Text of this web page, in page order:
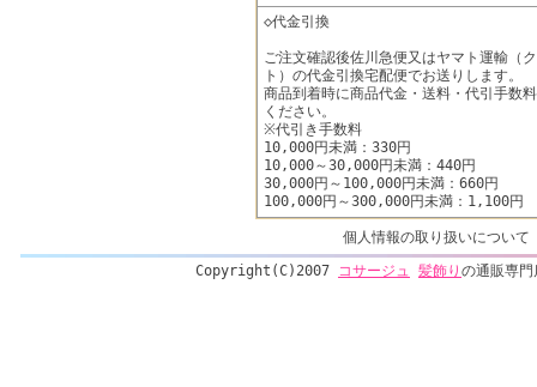
◇代金引換
ご注文確認後佐川急便又はヤマト運輸（
ト）の代金引換宅配便でお送りします。
商品到着時に商品代金・送料・代引手数
ください。
※代引き手数料
10,000円未満：330円
10,000～30,000円未満：440円
30,000円～100,000円未満：660円
100,000円～300,000円未満：1,100円
個人情報の取り扱いについて
Copyright(C)2007 コサージュ 髪飾り の通販